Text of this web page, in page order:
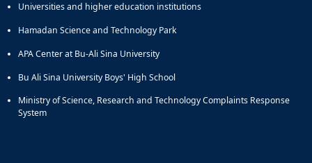
Universities and higher education institutions
Hamadan Science and Technology Park
APA Center at Bu-Ali Sina University
Bu Ali Sina University Boys' High School
Ministry of Science, Research and Technology Complaints Response
System